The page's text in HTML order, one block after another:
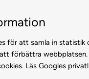
för att samla in
förbättra
Läs Googles